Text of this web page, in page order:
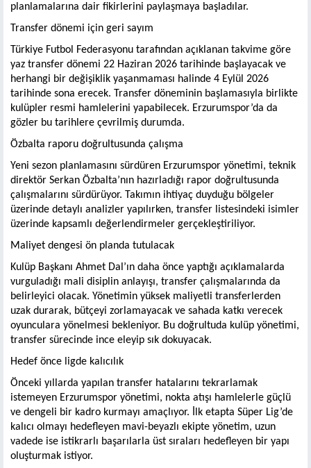
planlamalarına dair fikirlerini paylaşmaya başladılar.
Transfer dönemi için geri sayım
Türkiye Futbol Federasyonu tarafından açıklanan takvime göre
yaz transfer dönemi 22 Haziran 2026 tarihinde başlayacak ve
herhangi bir değişiklik yaşanmaması halinde 4 Eylül 2026
tarihinde sona erecek. Transfer döneminin başlamasıyla birlikte
kulüpler resmi hamlelerini yapabilecek. Erzurumspor’da da
gözler bu tarihlere çevrilmiş durumda.
Özbalta raporu doğrultusunda çalışma
Yeni sezon planlamasını sürdüren Erzurumspor yönetimi, teknik
direktör Serkan Özbalta’nın hazırladığı rapor doğrultusunda
çalışmalarını sürdürüyor. Takımın ihtiyaç duyduğu bölgeler
üzerinde detaylı analizler yapılırken, transfer listesindeki isimler
üzerinde kapsamlı değerlendirmeler gerçekleştiriliyor.
Maliyet dengesi ön planda tutulacak
Kulüp Başkanı Ahmet Dal’ın daha önce yaptığı açıklamalarda
vurguladığı mali disiplin anlayışı, transfer çalışmalarında da
belirleyici olacak. Yönetimin yüksek maliyetli transferlerden
uzak durarak, bütçeyi zorlamayacak ve sahada katkı verecek
oyunculara yönelmesi bekleniyor. Bu doğrultuda kulüp yönetimi,
transfer sürecinde ince eleyip sık dokuyacak.
Hedef önce ligde kalıcılık
Önceki yıllarda yapılan transfer hatalarını tekrarlamak
istemeyen Erzurumspor yönetimi, nokta atışı hamlelerle güçlü
ve dengeli bir kadro kurmayı amaçlıyor. İlk etapta Süper Lig’de
kalıcı olmayı hedefleyen mavi-beyazlı ekipte yönetim, uzun
vadede ise istikrarlı başarılarla üst sıraları hedefleyen bir yapı
oluşturmak istiyor.